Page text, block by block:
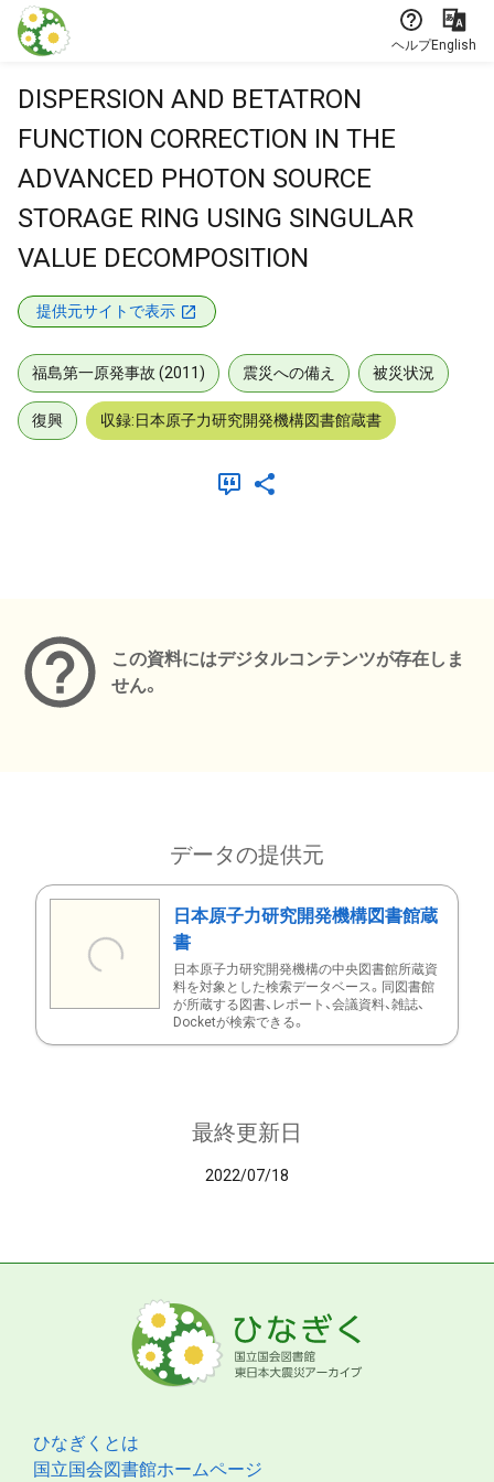
本文に飛ぶ
ヘルプEnglish
DISPERSION AND BETATRON
FUNCTION CORRECTION IN THE
ADVANCED PHOTON SOURCE
STORAGE RING USING SINGULAR
VALUE DECOMPOSITION
提供元サイトで表示
福島第一原発事故 (2011) 震災への備え 被災状況
復興 収録:日本原子力研究開発機構図書館蔵書
この資料にはデジタルコンテンツが存在しま
せん。
データの提供元
日本原子力研究開発機構図書館蔵
書
日本原子力研究開発機構の中央図書館所蔵資
料を対象とした検索データベース。同図書館
が所蔵する図書、レポート、会議資料、雑誌、
Docketが検索できる。
最終更新日
2022/07/18
ひなぎくとは
国立国会図書館ホームページ